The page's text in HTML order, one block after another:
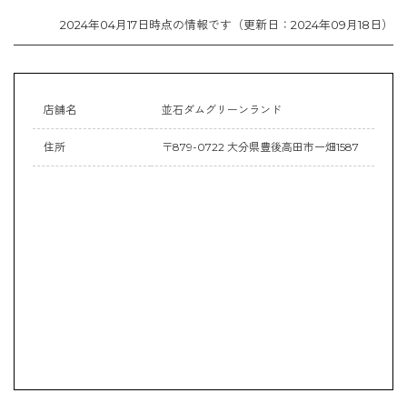
2024年04月17日時点の情報です（更新日：2024年09月18日）
店舗名 並石ダムグリーンランド
住所 〒879-0722 大分県豊後高田市一畑1587